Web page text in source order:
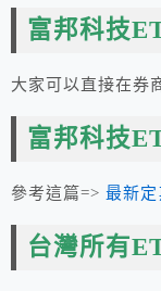
富邦科技
大家可以直接在券
富邦科技
參考這篇=>最新
台灣所有